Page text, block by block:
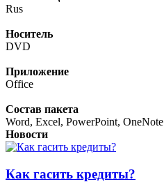
Rus
Носитель
DVD
Приложение
Office
Состав пакета
Word, Excel, PowerPoint, OneNote
Новости
Как гасить кредиты?